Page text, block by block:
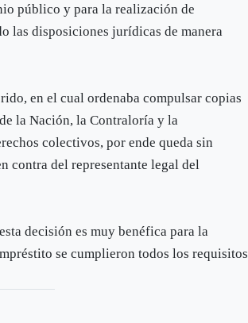
público y para la realización de
las disposiciones jurídicas de manera
en el cual ordenaba compulsar copias
la Nación, la Contraloría y la
colectivos, por ende queda sin
contra del representante legal del
decisión es muy benéfica para la
se cumplieron todos los requisitos